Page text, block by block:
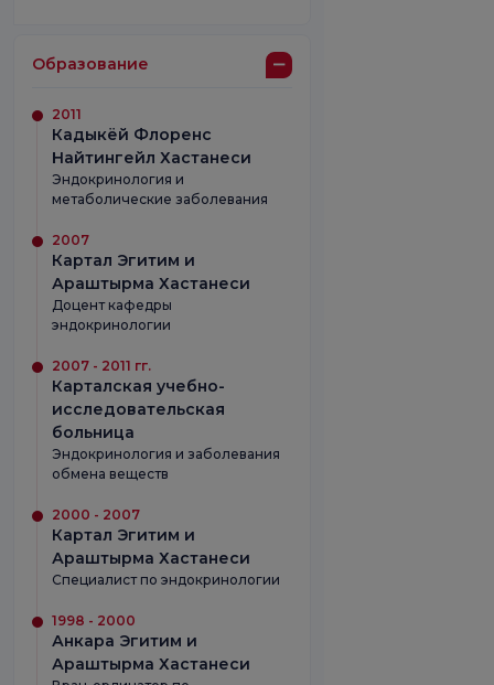
Образование
2011
Кадыкёй Флоренс
Найтингейл Хастанеси
Эндокринология и
метаболические заболевания
2007
Картал Эгитим и
Араштырма Хастанеси
Доцент кафедры
эндокринологии
2007 - 2011 гг.
Карталская учебно-
исследовательская
больница
Эндокринология и заболевания
обмена веществ
2000 - 2007
Картал Эгитим и
Араштырма Хастанеси
Специалист по эндокринологии
1998 - 2000
Анкара Эгитим и
Араштырма Хастанеси